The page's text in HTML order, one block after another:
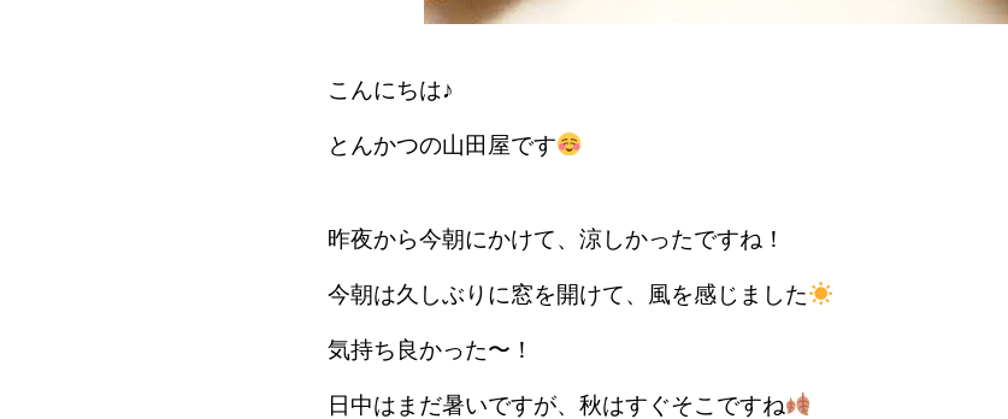
こんにちは♪
とんかつの山田屋です
昨夜から今朝にかけて、涼しかったですね！
今朝は久しぶりに窓を開けて、風を感じました
気持ち良かった〜！
日中はまだ暑いですが、秋はすぐそこですね